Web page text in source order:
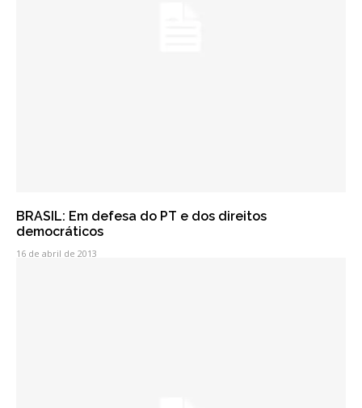
BRASIL: Em defesa do PT e dos direitos
democráticos
16 de abril de 2013